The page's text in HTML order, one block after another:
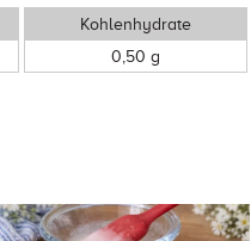
Kohlenhydrate
0,50 g